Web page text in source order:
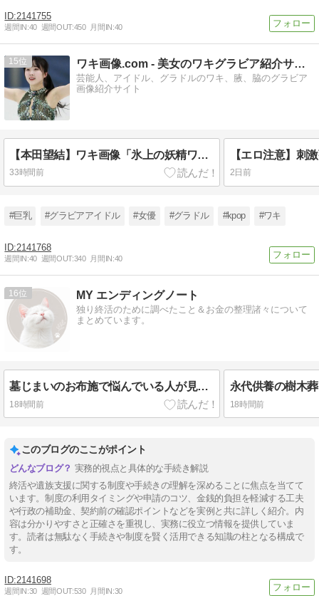
2141755
週間IN:40 週間OUT:450 月間IN:40
15 ワキ画像.com - 美女のワキグラビア紹介サイト
芸能人、アイドル、グラドルのワキ、腋、脇のグラビア
画像紹介サイト
【本田望結】ワキ画像「氷上の妖精ワキ」
33時間前
【エロ注意】刺
2日前
#巨乳 #グラビアアイドル #女優 #グラドル #kpop #ワキ
2141768
週間IN:40 週間OUT:340 月間IN:40
16 MY エンディングノート
独り終活のために調べたこと＆お金の整理諸々について
まとめています。
墓じまいのお布施で悩んでいる人が見落としがちな、たった一つのこと
18時間前 18時間前
このブログのここがポイント
実務的視点と具体的な手続き解説
終活や遺族支援に関する制度や手続きの理解を深めることに焦点を当てて
います。制度の利用タイミングや申請のコツ、金銭的負担を軽減する工夫
や行政の補助金、契約前の確認ポイントなどを実例と共に詳しく紹介。内
容は分かりやすさと正確さを重視し、実務に役立つ情報を提供していま
す。読者は無駄なく手続きや制度を賢く活用できる知識の柱となる構成で
す。
2141698
週間IN:30 週間OUT:530 月間IN:30